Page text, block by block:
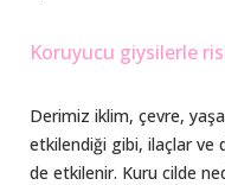
Koruyucu giysilerle
Derimiz iklim, çevre,
etkilendiği gibi, ilaçlar ve
de etkilenir. Kuru cilde